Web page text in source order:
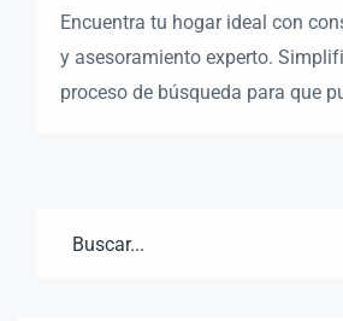
Encuentra tu hogar ideal con
y asesoramiento experto.
proceso de búsqueda para que